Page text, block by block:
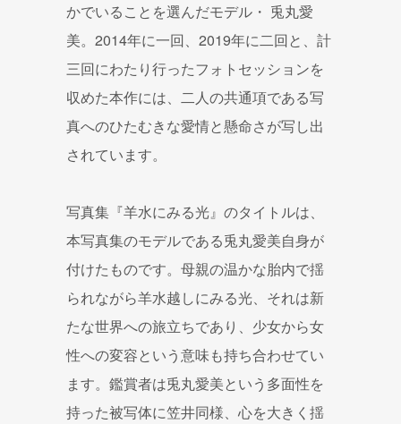
かでいることを選んだモデル・ 兎丸愛
美。2014年に一回、2019年に二回と、計
三回にわたり行ったフォトセッションを
収めた本作には、二人の共通項である写
真へのひたむきな愛情と懸命さが写し出
されています。
写真集『羊水にみる光』のタイトルは、
本写真集のモデルである兎丸愛美自身が
付けたものです。母親の温かな胎内で揺
られながら羊水越しにみる光、それは新
たな世界への旅立ちであり、少女から女
性への変容という意味も持ち合わせてい
ます。鑑賞者は兎丸愛美という多面性を
持った被写体に笠井同様、心を大きく揺